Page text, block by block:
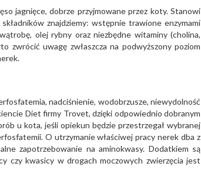
jagnięce, dobrze przyjmowane przez koty. Stanowi
znajdziemy: wstępnie trawione enzymami
olej rybny oraz niezbędne witaminy (cholina,
zwrócić uwagę zwłaszcza na podwyższony poziom
nadciśnienie, wodobrzusze, niewydolność
Diet firmy Trovet, dzięki odpowiednio dobranym
u kota, jeśli opiekun będzie przestrzegał wybranej
O utrzymanie właściwej pracy nerek dba z
zapotrzebowanie na aminokwasy. Dodatkiem są
czy kwasicy w drogach moczowych zwierzęcia jest